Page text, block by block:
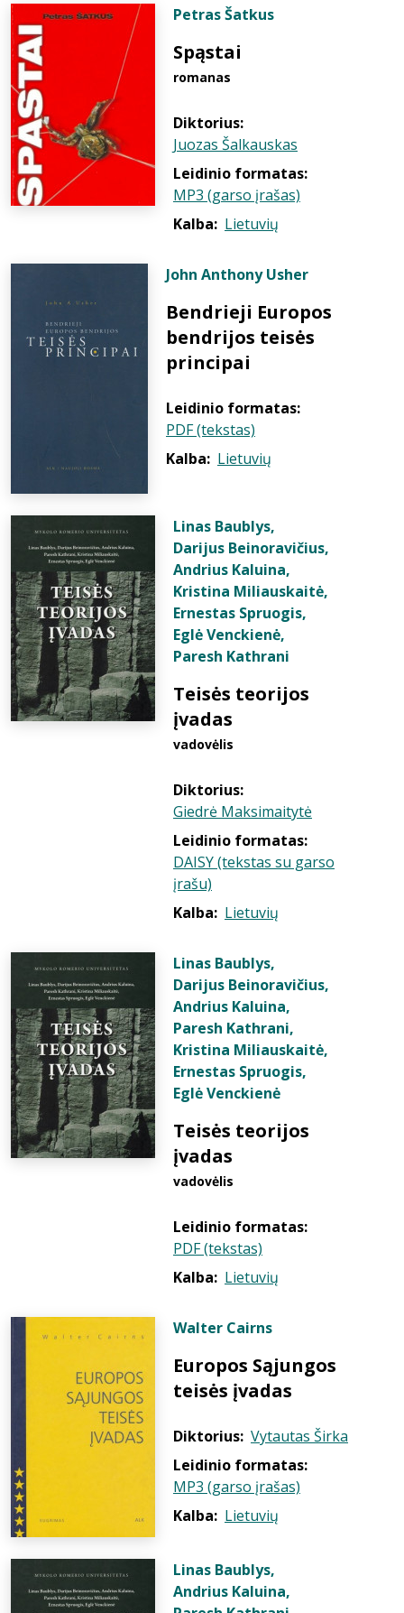
Petras Šatkus
Spąstai
romanas
Diktorius:
Juozas Šalkauskas
Leidinio formatas:
MP3 (garso įrašas)
Kalba: Lietuvių
John Anthony Usher
Bendrieji Europos
bendrijos teisės
principai
Leidinio formatas:
PDF (tekstas)
Kalba: Lietuvių
Linas Baublys,
Darijus Beinoravičius,
Andrius Kaluina,
Kristina Miliauskaitė,
Ernestas Spruogis,
Eglė Venckienė,
Paresh Kathrani
Teisės teorijos
įvadas
vadovėlis
Diktorius:
Giedrė Maksimaitytė
Leidinio formatas:
DAISY (tekstas su garso
įrašu)
Kalba: Lietuvių
Linas Baublys,
Darijus Beinoravičius,
Andrius Kaluina,
Paresh Kathrani,
Kristina Miliauskaitė,
Ernestas Spruogis,
Eglė Venckienė
Teisės teorijos
įvadas
vadovėlis
Leidinio formatas:
PDF (tekstas)
Kalba: Lietuvių
Walter Cairns
Europos Sąjungos
teisės įvadas
Diktorius: Vytautas Širka
Leidinio formatas:
MP3 (garso įrašas)
Kalba: Lietuvių
Linas Baublys,
Andrius Kaluina,